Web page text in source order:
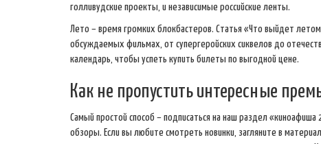
голливудские проекты, и независимые российские ленты.
Лето – время громких блокбастеров. Статья «Что выйдет
обсуждаемых фильмах, от супергеройских сиквелов до
календарь, чтобы успеть купить билеты по выгодной цене.
Как не пропустить интересные
Самый простой способ – подписаться на наш раздел
обзоры. Если вы любите смотреть новинки, загляните в